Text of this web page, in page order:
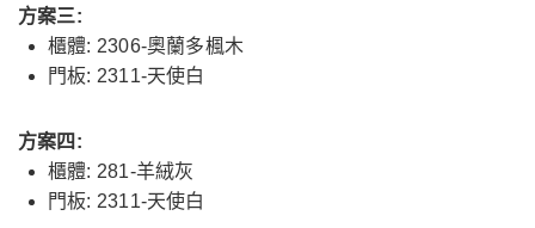
方案三:
櫃體: 2306-奧蘭多楓木
門板: 2311-天使白
方案四:
櫃體: 281-羊絨灰
門板: 2311-天使白